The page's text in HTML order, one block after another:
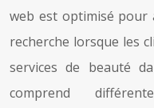
web est optimisé pour
recherche lorsque les
services de beauté
comprend